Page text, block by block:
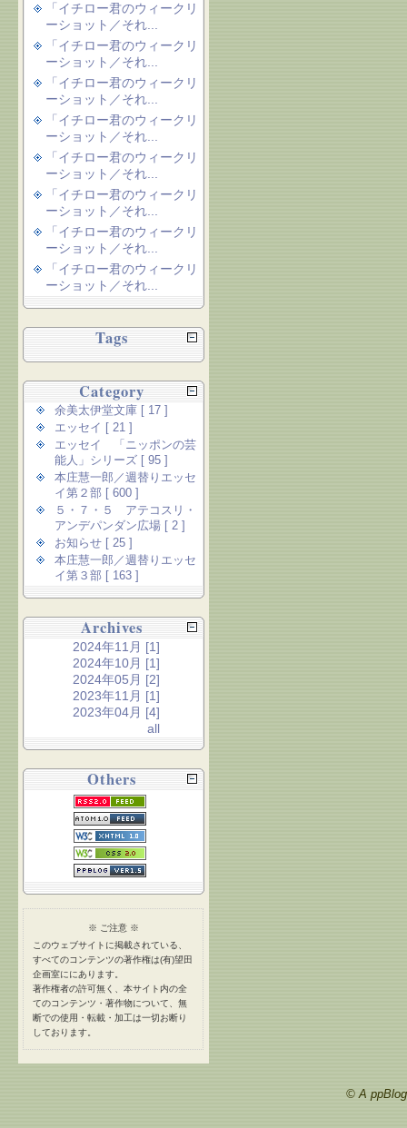
「イチロー君のウィークリ
ーショット／それ...
「イチロー君のウィークリ
ーショット／それ...
「イチロー君のウィークリ
ーショット／それ...
「イチロー君のウィークリ
ーショット／それ...
「イチロー君のウィークリ
ーショット／それ...
「イチロー君のウィークリ
ーショット／それ...
「イチロー君のウィークリ
ーショット／それ...
「イチロー君のウィークリ
ーショット／それ...
Tags
Category
余美太伊堂文庫 [ 17 ]
エッセイ [ 21 ]
エッセイ 「ニッポンの芸
能人」シリーズ [ 95 ]
本庄慧一郎／週替りエッセ
イ第２部 [ 600 ]
５・７・５ アテコスリ・
アンデパンダン広場 [ 2 ]
お知らせ [ 25 ]
本庄慧一郎／週替りエッセ
イ第３部 [ 163 ]
Archives
2024年11月 [1]
2024年10月 [1]
2024年05月 [2]
2023年11月 [1]
2023年04月 [4]
all
Others
※ ご注意 ※
このウェブサイトに掲載されている、
すべてのコンテンツの著作権は(有)望田
企画室ににあります。
著作権者の許可無く、本サイト内の全
てのコンテンツ・著作物について、無
断での使用・転載・加工は一切お断り
しております。
© A